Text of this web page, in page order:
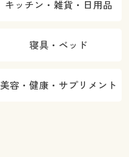
キッチン・雑貨・日用品
寝具・ベッド
美容・健康・サプリメント